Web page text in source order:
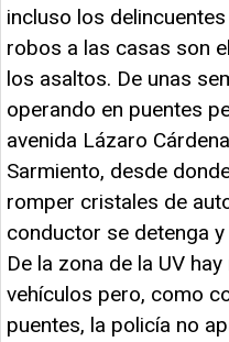
incluso los
robos a las casas son
los asaltos. De unas
operando en puentes
avenida Lázaro
Sarmiento, desde
romper cristales de
conductor se detenga
De la zona de la UV
vehículos pero, como
puentes, la policía no